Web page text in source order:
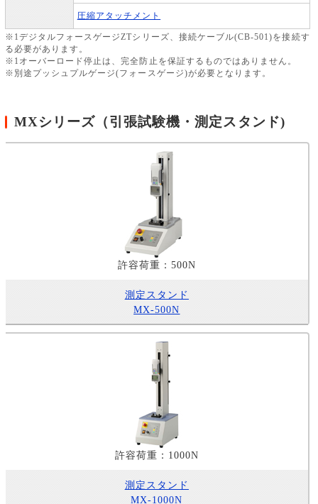
圧縮アタッチメント
※1デジタルフォースゲージZTシリーズ、接続ケーブル(CB-501)を接続す
る必要があります。
※1オーバーロード停止は、完全防止を保証するものではありません。
※別途プッシュプルゲージ(フォースゲージ)が必要となります。
MXシリーズ（引張試験機・測定スタンド)
許容荷重：500N
測定スタンド
MX-500N
許容荷重：1000N
測定スタンド
MX-1000N